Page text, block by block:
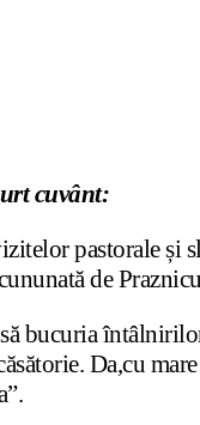
cuvânt:
pastorale
de
bucuria
Da,cu